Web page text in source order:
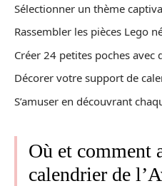
Sélectionner un thème
Rassembler les pièces Lego
Créer 24 petites poches avec
Décorer votre support de
S’amuser en découvrant
Où et comment
calendrier de